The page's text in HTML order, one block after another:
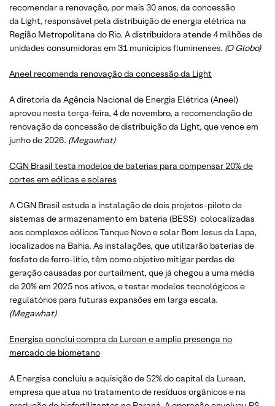
recomendar a renovação, por mais 30 anos, da concessão
da Light, responsável pela distribuição de energia elétrica na
Região Metropolitana do Rio. A distribuidora atende 4 milhões de
unidades consumidoras em 31 municípios fluminenses. (O Globo)
Aneel recomenda renovação da concessão da Light
A diretoria da Agência Nacional de Energia Elétrica (Aneel)
aprovou nesta terça-feira, 4 de novembro, a recomendação de
renovação da concessão de distribuição da Light, que vence em
junho de 2026. (Megawhat)
CGN Brasil testa modelos de baterias para compensar 20% de
cortes em eólicas e solares
A CGN Brasil estuda a instalação de dois projetos-piloto de
sistemas de armazenamento em bateria (BESS) colocalizadas
aos complexos eólicos Tanque Novo e solar Bom Jesus da Lapa,
localizados na Bahia. As instalações, que utilizarão baterias de
fosfato de ferro-lítio, têm como objetivo mitigar perdas de
geração causadas por curtailment, que já chegou a uma média
de 20% em 2025 nos ativos, e testar modelos tecnológicos e
regulatórios para futuras expansões em larga escala.
(Megawhat)
Energisa conclui compra da Lurean e amplia presença no
mercado de biometano
A Energisa concluiu a aquisição de 52% do capital da Lurean,
empresa que atua no tratamento de resíduos orgânicos e na